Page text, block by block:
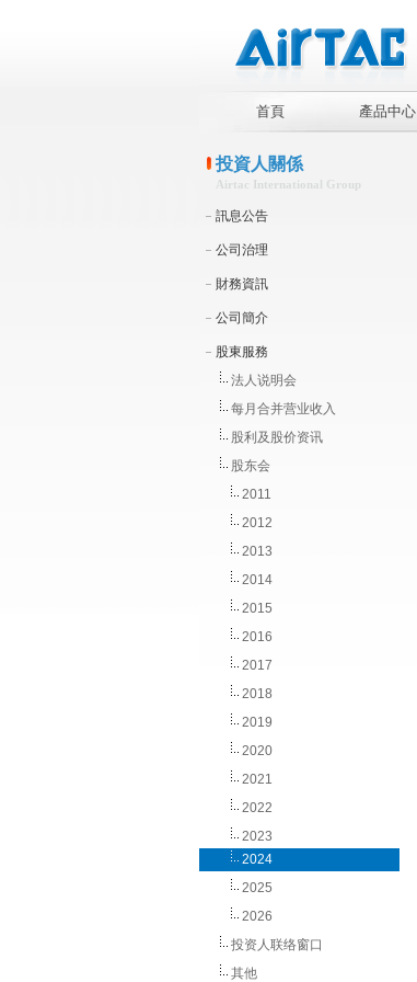
首頁 產品中心
投資人關係
Airtac International Group
訊息公告
公司治理
財務資訊
公司簡介
股東服務
法人说明会
每月合并营业收入
股利及股价资讯
股东会
2011
2012
2013
2014
2015
2016
2017
2018
2019
2020
2021
2022
2023
2024
2025
2026
投资人联络窗口
其他